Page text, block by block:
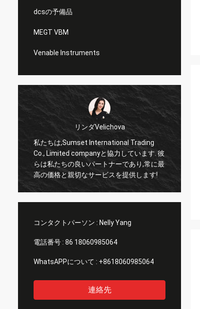
dcsの予備品
MEGT VBM
Venable Instruments
リンダVelichova
私たちは,Sumset International Trading
Co., Limited companyと協力しています. 彼
らは私たちの良いパートナーであり,常に最
高の価格と親切なサービスを提供します!
コンタクトパーソン : Nelly Yang
電話番号 : 86 18060985064
WhatsAPPについて : +8618060985064
連絡先